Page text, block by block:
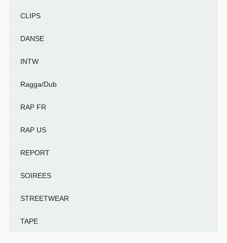
CLIPS
DANSE
INTW
Ragga/Dub
RAP FR
RAP US
REPORT
SOIREES
STREETWEAR
TAPE